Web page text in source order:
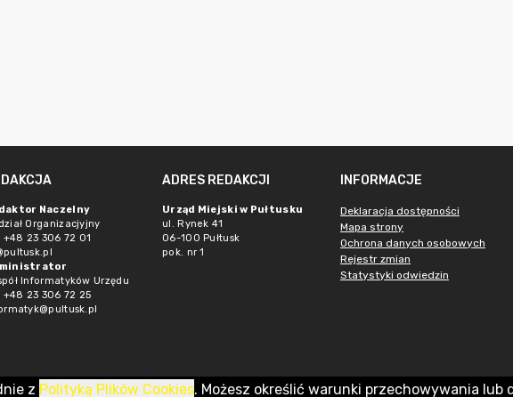
Naczelny
Organizacjyjny
+48 23 306 72 01
Informatyków Urzędu
+48 23 306 72 25
ADRES REDAKCJI
Urząd Miejski w Pułtusku
ul. Rynek 41
06-100 Pułtusk
pok. nr 1
INFORMACJE
Deklaracja dostępności
Mapa strony
Ochrona danych osobowych
Rejestr zmian
Statystyki odwiedzin
z Polityką Plików Cookies. Możesz określić warunki przechowywania lub